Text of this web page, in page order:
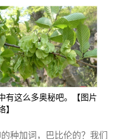
有这么多奥秘吧。【图片
】
种加词，巴比伦的？我们